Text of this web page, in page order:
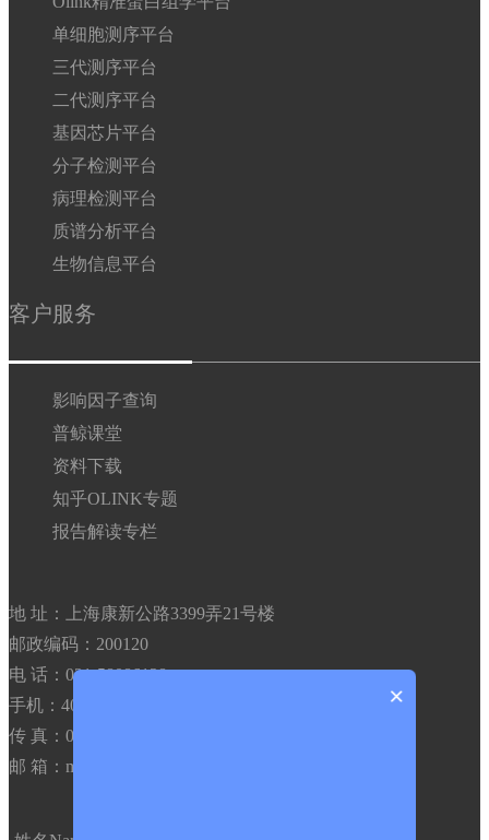
单细胞测序平台
三代测序平台
二代测序平台
基因芯片平台
分子检测平台
病理检测平台
质谱分析平台
生物信息平台
客户服务
影响因子查询
普鲸课堂
资料下载
知乎OLINK专题
报告解读专栏
地 址：上海康新公路3399弄21号楼
邮政编码：200120
电 话：021-58086128
手机：400-8819291
传 真：021-58086128
邮 箱：market@sinomics.com
×